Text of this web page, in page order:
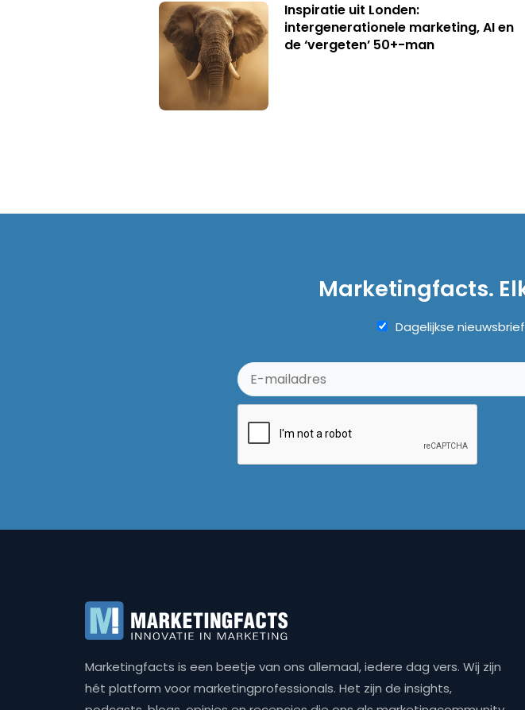
Inspiratie uit Londen:
intergenerationele marketing, AI en
de ‘vergeten’ 50+-man
Marketingfacts.
Dagelijkse nieuwsbrief
Marketingfacts is een beetje van ons allemaal, iedere dag vers. Wij zijn
hét platform voor marketingprofessionals. Het zijn de insights,